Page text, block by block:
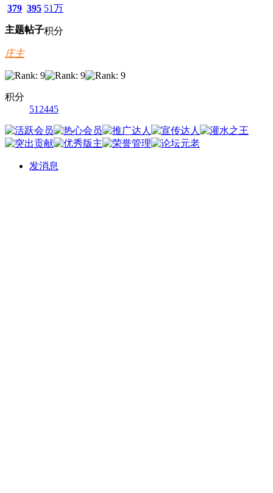
379
主题
395
帖子
51万
积分
庄主
积分
512445
发消息